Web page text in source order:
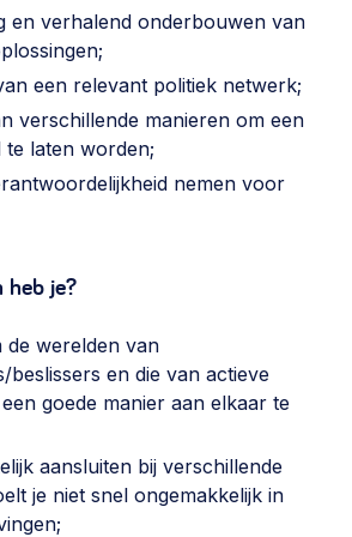
en verhalend onderbouwen van
een relevant politiek netwerk;
verschillende manieren om een
te laten worden;
nemen voor
heb je?
de werelden van
beslissers en die van actieve
goede manier aan elkaar te
aansluiten bij verschillende
je niet snel ongemakkelijk in